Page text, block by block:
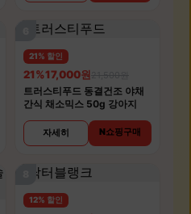
21% 할인
21%17,000원
트러스티푸드 동결건조 야채
간식 채소믹스 50g 강아지
자세히 N쇼핑구매
12% 할인